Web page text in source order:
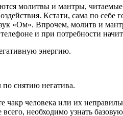
молитвы и мантры,
Кстати, сама по себе
«Ом». Впрочем, молитв и
и при потребности
энергию.
по снятию негатива.
чакр человека или их
всего, необходимо узнать